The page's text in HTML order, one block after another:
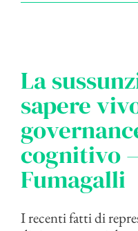
La
sapere
cognitivo
Fumagalli
I recenti fatti di